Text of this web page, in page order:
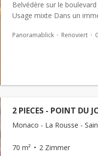
Belvédère sur le
Usage mixte Dans un
Panoramablick Renoviert
2 PIECES - POINT DU
Monaco - La Rousse -
70 m² 2 Zimmer